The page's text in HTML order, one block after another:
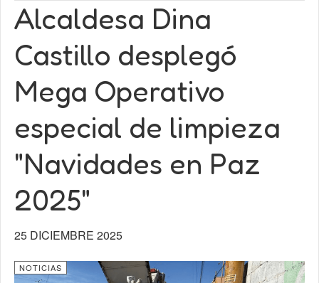
Alcaldesa Dina
Castillo desplegó
Mega Operativo
especial de limpieza
"Navidades en Paz
2025"
25 DICIEMBRE 2025
NOTICIAS